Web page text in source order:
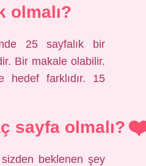
olmalı?
25 sayfalık bir
Bir makale olabilir.
hedef farklıdır. 15
sayfa olmalı?
beklenen şey